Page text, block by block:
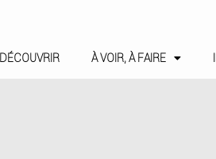
DÉCOUVRIR À VOIR, À FAIRE